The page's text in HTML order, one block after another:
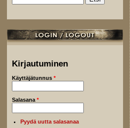
Hakulomake
Kirjautuminen
Käyttäjätunnus *
Salasana *
Pyydä uutta salasanaa